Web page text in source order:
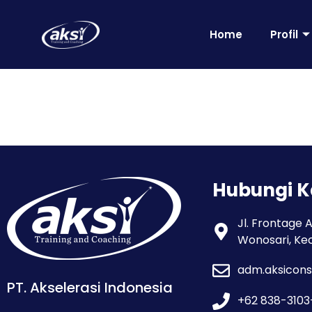
Home Profil
PT. Akselerasi Indonesia
Hubungi
Jl. Frontage
Wonosari,
+62 838-